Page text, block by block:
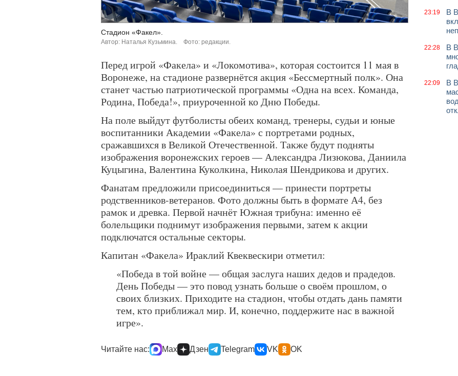
Стадион «Факел».
Автор: Наталья Кузьмина. Фото: редакции.
Перед игрой «Факела» и «Локомотива», которая состоится 11 мая в
Воронеже, на стадионе развернётся акция «Бессмертный полк». Она
станет частью патриотической программы «Одна на всех. Команда,
Родина, Победа!», приуроченной ко Дню Победы.
На поле выйдут футболисты обеих команд, тренеры, судьи и юные
воспитанники Академии «Факела» с портретами родных,
сражавшихся в Великой Отечественной. Также будут подняты
изображения воронежских героев — Александра Лизюкова, Даниила
Куцыгина, Валентина Куколкина, Николая Шендрикова и других.
Фанатам предложили присоединиться — принести портреты
родственников-ветеранов. Фото должны быть в формате А4, без
рамок и древка. Первой начнёт Южная трибуна: именно её
болельщики поднимут изображения первыми, затем к акции
подключатся остальные секторы.
Капитан «Факела» Ираклий Квеквескири отметил:
«Победа в той войне — общая заслуга наших дедов и прадедов.
День Победы — это повод узнать больше о своём прошлом, о
своих близких. Приходите на стадион, чтобы отдать дань памяти
тем, кто приближал мир. И, конечно, поддержите нас в важной
игре».
Читайте нас: Max Дзен Telegram VK OK
23:19
В
22:28
В
22:09
В